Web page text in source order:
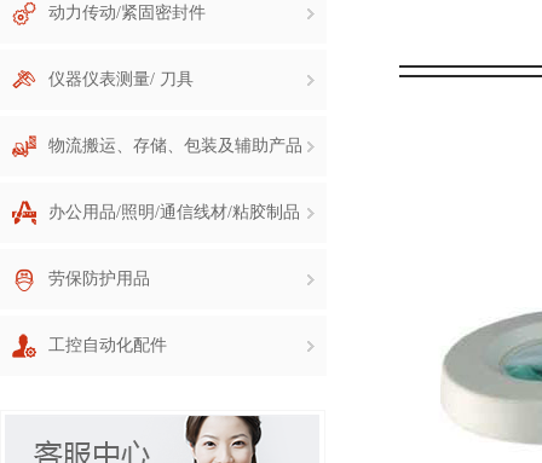
动力传动/紧固密封件
仪器仪表测量/ 刀具
物流搬运、存储、包装及辅助产品
办公用品/照明/通信线材/粘胶制品
劳保防护用品
工控自动化配件